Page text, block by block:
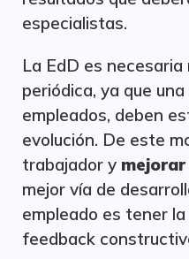
especialistas.
La EdD es
periódica, ya que
empleados, deben
evolución. De este
trabajador y
mejor vía de
empleado es tener
feedback